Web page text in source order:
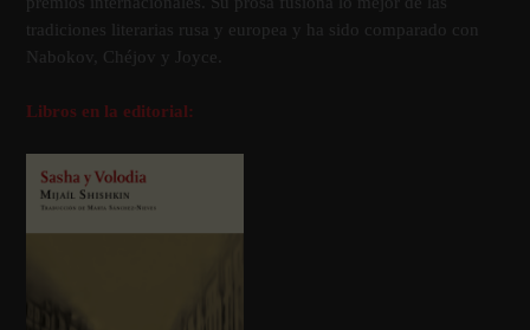
tradiciones literarias rusa y europea y ha sido comparado con
Nabokov, Chéjov y Joyce.
Libros en la editorial: